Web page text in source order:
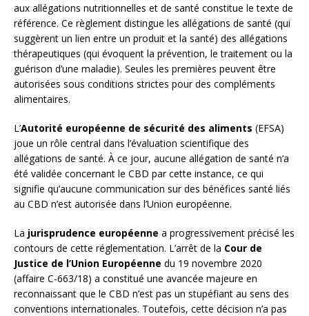
aux allégations nutritionnelles et de santé constitue le texte de
référence. Ce règlement distingue les allégations de santé (qui
suggèrent un lien entre un produit et la santé) des allégations
thérapeutiques (qui évoquent la prévention, le traitement ou la
guérison d’une maladie). Seules les premières peuvent être
autorisées sous conditions strictes pour des compléments
alimentaires.
L’Autorité européenne de sécurité des aliments (EFSA)
joue un rôle central dans l’évaluation scientifique des
allégations de santé. À ce jour, aucune allégation de santé n’a
été validée concernant le CBD par cette instance, ce qui
signifie qu’aucune communication sur des bénéfices santé liés
au CBD n’est autorisée dans l’Union européenne.
La jurisprudence européenne a progressivement précisé les
contours de cette réglementation. L’arrêt de la Cour de
Justice de l’Union Européenne du 19 novembre 2020
(affaire C-663/18) a constitué une avancée majeure en
reconnaissant que le CBD n’est pas un stupéfiant au sens des
conventions internationales. Toutefois, cette décision n’a pas